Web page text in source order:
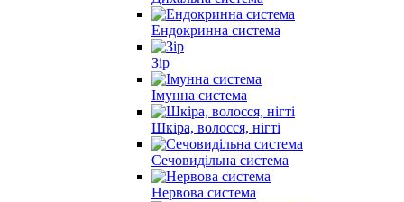
Ендокринна система
Зір
Імунна система
Шкіра, волосся, нігті
Сечовидільна система
Нервова система